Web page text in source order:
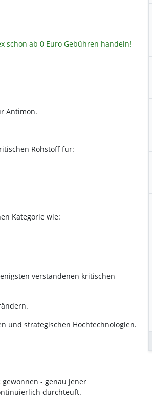
schon ab 0 Euro Gebühren handeln!
Antimon.
Rohstoff für:
Kategorie wie:
verstandenen kritischen
und strategischen Hochtechnologien.
gewonnen - genau jener
durchteuft.